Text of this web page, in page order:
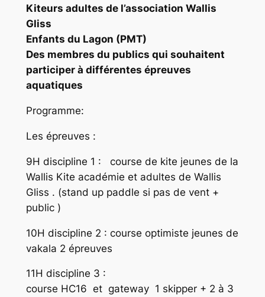
Kiteurs adultes de l’association Wallis
Gliss
Enfants du Lagon (PMT)
Des membres du publics qui souhaitent
participer à différentes épreuves
aquatiques
Programme:
Les épreuves :
9H discipline 1 : course de kite jeunes de la
Wallis Kite académie et adultes de Wallis
Gliss . (stand up paddle si pas de vent +
public )
10H discipline 2 : course optimiste jeunes de
vakala 2 épreuves
11H discipline 3 :
course HC16 et gateway 1 skipper + 2 à 3